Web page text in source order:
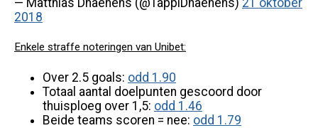
— Matthias Dhaenens (@TappiDhaenens) 21 oktober
2018
Enkele straffe noteringen van Unibet:
Over 2.5 goals: odd 1.90
Totaal aantal doelpunten gescoord door
thuisploeg over 1,5: odd 1.46
Beide teams scoren = nee: odd 1.79